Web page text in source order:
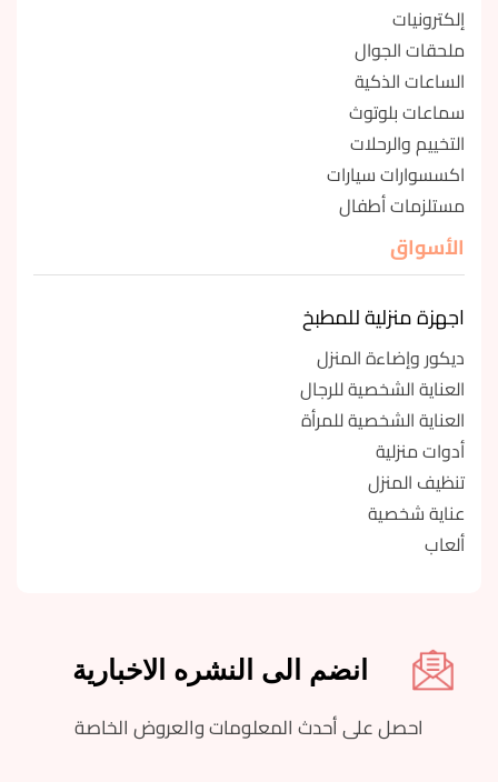
إلكترونيات
ملحقات الجوال
الساعات الذكية
سماعات بلوتوث
التخييم والرحلات
اكسسوارات سيارات
مستلزمات أطفال
الأسواق
اجهزة منزلية للمطبخ
ديكور وإضاءة المنزل
العناية الشخصية للرجال
العناية الشخصية للمرأة
أدوات منزلية
تنظيف المنزل
عناية شخصية
ألعاب
انضم الى النشره الاخبارية
احصل على أحدث المعلومات والعروض الخاصة